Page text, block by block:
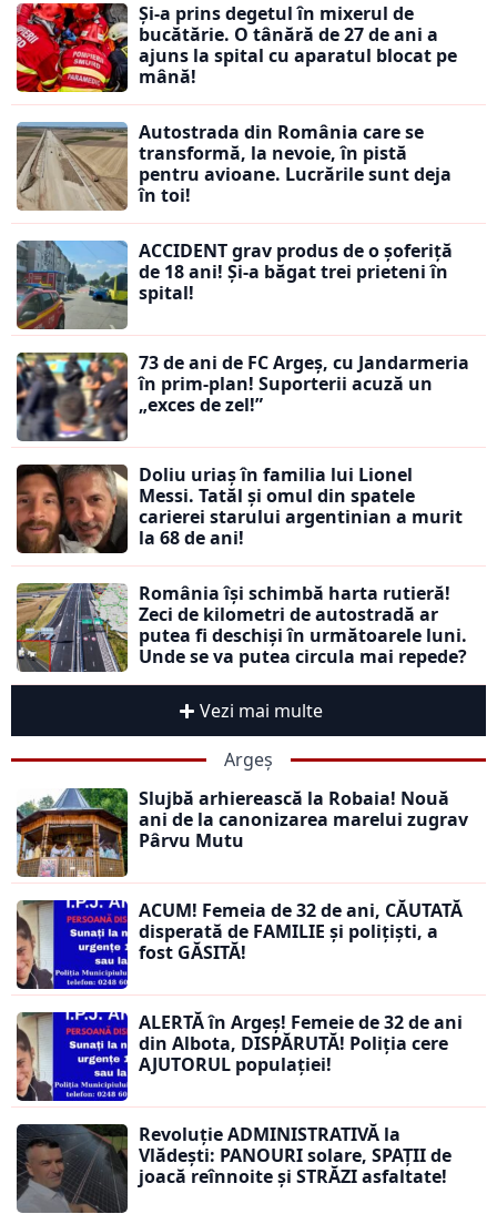
Și-a prins degetul în mixerul de
bucătărie. O tânără de 27 de ani a
ajuns la spital cu aparatul blocat pe
mână!
Autostrada din România care se
transformă, la nevoie, în pistă
pentru avioane. Lucrările sunt deja
în toi!
ACCIDENT grav produs de o șoferiță
de 18 ani! Și-a băgat trei prieteni în
spital!
73 de ani de FC Argeș, cu Jandarmeria
în prim-plan! Suporterii acuză un
„exces de zel!”
Doliu uriaș în familia lui Lionel
Messi. Tatăl și omul din spatele
carierei starului argentinian a murit
la 68 de ani!
România își schimbă harta rutieră!
Zeci de kilometri de autostradă ar
putea fi deschiși în următoarele luni.
Unde se va putea circula mai repede?
Vezi mai multe
Argeș
Slujbă arhierească la Robaia! Nouă
ani de la canonizarea marelui zugrav
Pârvu Mutu
ACUM! Femeia de 32 de ani, CĂUTATĂ
disperată de FAMILIE și polițiști, a
fost GĂSITĂ!
ALERTĂ în Argeș! Femeie de 32 de ani
din Albota, DISPĂRUTĂ! Poliția cere
AJUTORUL populației!
Revoluție ADMINISTRATIVĂ la
Vlădești: PANOURI solare, SPAȚII de
joacă reînnoite și STRĂZI asfaltate!